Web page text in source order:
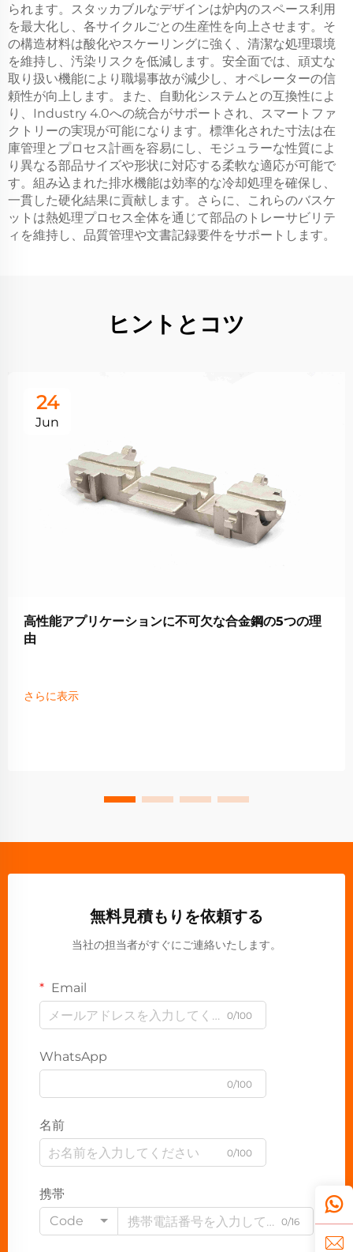
られます。スタッカブルなデザインは炉内のスペース利用
を最大化し、各サイクルごとの生産性を向上させます。そ
の構造材料は酸化やスケーリングに強く、清潔な処理環境
を維持し、汚染リスクを低減します。安全面では、頑丈な
取り扱い機能により職場事故が減少し、オペレーターの信
頼性が向上します。また、自動化システムとの互換性によ
り、Industry 4.0への統合がサポートされ、スマートファ
クトリーの実現が可能になります。標準化された寸法は在
庫管理とプロセス計画を容易にし、モジュラーな性質によ
り異なる部品サイズや形状に対応する柔軟な適応が可能で
す。組み込まれた排水機能は効率的な冷却処理を確保し、
一貫した硬化結果に貢献します。さらに、これらのバスケ
ットは熱処理プロセス全体を通じて部品のトレーサビリテ
ィを維持し、品質管理や文書記録要件をサポートします。
ヒントとコツ
24
Jun
高性能アプリケーションに不可欠な合金鋼の5つの理
由
さらに表示
無料見積もりを依頼する
当社の担当者がすぐにご連絡いたします。
Email
0/100
WhatsApp
0/100
名前
0/100
携帯
Code
0/16